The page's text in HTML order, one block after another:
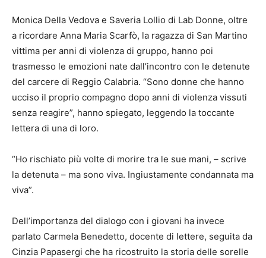
Monica Della Vedova e Saveria Lollio di Lab Donne, oltre
a ricordare Anna Maria Scarfò, la ragazza di San Martino
vittima per anni di violenza di gruppo, hanno poi
trasmesso le emozioni nate dall’incontro con le detenute
del carcere di Reggio Calabria. “Sono donne che hanno
ucciso il proprio compagno dopo anni di violenza vissuti
senza reagire”, hanno spiegato, leggendo la toccante
lettera di una di loro.
“Ho rischiato più volte di morire tra le sue mani, – scrive
la detenuta – ma sono viva. Ingiustamente condannata ma
viva”.
Dell’importanza del dialogo con i giovani ha invece
parlato Carmela Benedetto, docente di lettere, seguita da
Cinzia Papasergi che ha ricostruito la storia delle sorelle